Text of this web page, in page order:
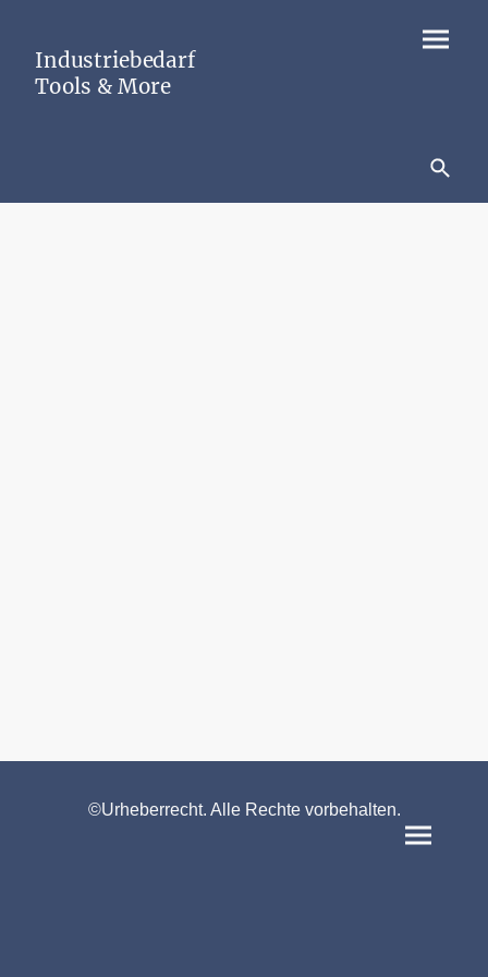
Industriebedarf
Tools & More
©Urheberrecht. Alle Rechte vorbehalten.